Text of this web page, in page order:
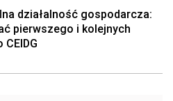
działalność gospodarcza:
pierwszego i kolejnych